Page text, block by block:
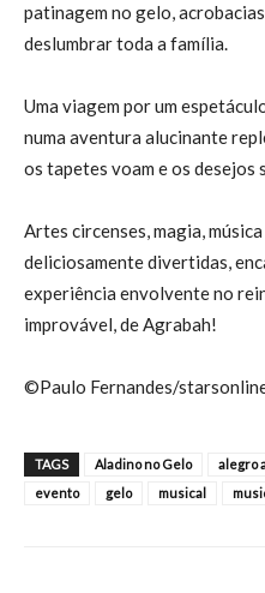
patinagem no gelo,
deslumbrar toda a família.
Uma viagem por um
numa aventura alucinante
os tapetes voam e os desejos
Artes circenses, magia,
deliciosamente divertidas,
experiência envolvente no
improvável, de Agrabah!
©Paulo Fernandes/
TAGS Aladino no Gelo alegro
evento
gelo musical